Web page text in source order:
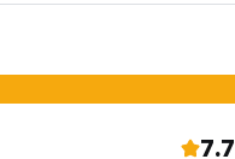
7.7